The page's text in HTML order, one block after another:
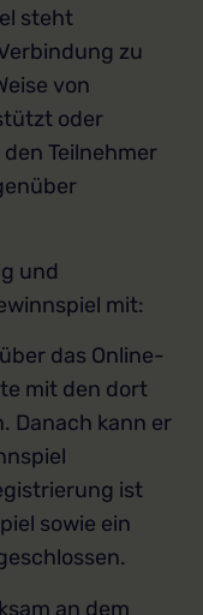
steht
zu
von
oder
Teilnehmer
und
mit:
das Online-
mit den dort
Danach kann er
ist
sowie ein
an dem